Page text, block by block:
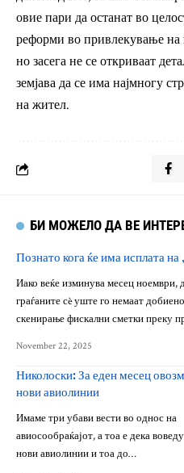
овие пари да останат во
реформи во привлекување на
но засега не се откриваат
земјава да се има најмногу
на жител.
БИ МОЖЕЛО ДА ВЕ
Познато кога ќе има исплата
Иако веќе изминува месец ноември,
граѓаните сè уште го немаат
скенирање фискални сметки преку
November 22, 2025
Николоски: За еден месец
нови авиолинии
Имаме три убави вести во однос на
авиосообраќајот, а тоа е дека
нови авиолинии и тоа до…